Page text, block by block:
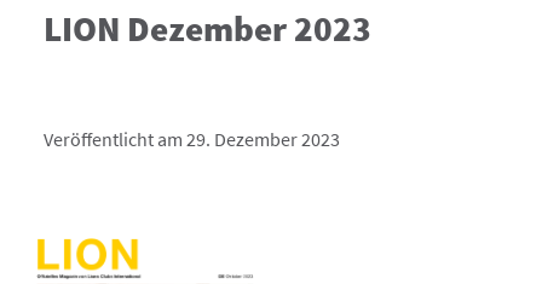
LION Dezember 2023
Veröffentlicht am 29. Dezember 2023